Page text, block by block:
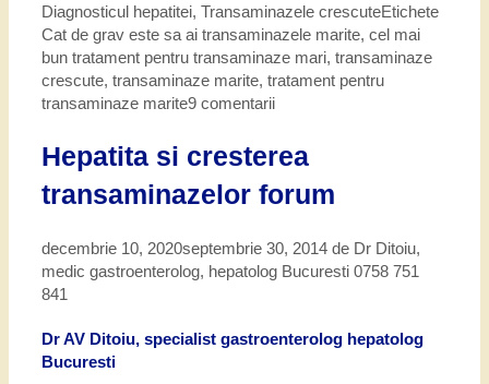
Diagnosticul hepatitei, Transaminazele crescuteEtichete
Cat de grav este sa ai transaminazele marite, cel mai
bun tratament pentru transaminaze mari, transaminaze
crescute, transaminaze marite, tratament pentru
transaminaze marite9 comentarii
Hepatita si cresterea
transaminazelor forum
decembrie 10, 2020septembrie 30, 2014 de Dr Ditoiu,
medic gastroenterolog, hepatolog Bucuresti 0758 751
841
Dr AV Ditoiu, specialist gastroenterolog hepatolog
Bucuresti